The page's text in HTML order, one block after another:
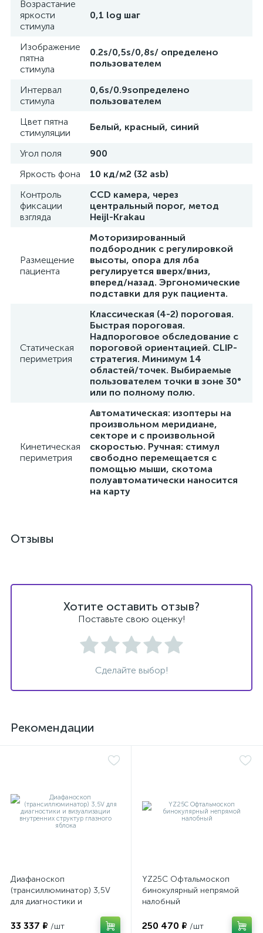
Возрастание
яркости
стимула
0,1 log шаг
Изображение
пятна
стимула
0.2s/0,5s/0,8s/ определено
пользователем
Интервал
стимула
0,6s/0.9sопределено
пользователем
Цвет пятна
стимуляции
Белый, красный, синий
Угол поля
900
Яркость фона
10 кд/м2 (32 asb)
Контроль
фиксации
взгляда
CCD камера, через
центральный порог, метод
Heijl-Krakau
Размещение
пациента
Моторизированный
подбородник с регулировкой
высоты, опора для лба
регулируется вверх/вниз,
вперед/назад. Эргономические
подставки для рук пациента.
Статическая
периметрия
Классическая (4-2) пороговая.
Быстрая пороговая.
Надпороговое обследование с
пороговой ориентацией. CLIP-
стратегия. Минимум 14
областей/точек. Выбираемые
пользователем точки в зоне 30°
или по полному полю.
Кинетическая
периметрия
Автоматическая: изоптеры на
произвольном меридиане,
секторе и с произвольной
скоростью. Ручная: стимул
свободно перемещается с
помощью мыши, скотома
полуавтоматически наносится
на карту
Отзывы
Хотите оставить отзыв?
Поставьте свою оценку!
Сделайте выбор!
Рекомендации
Диафаноскоп
(трансиллюминатор) 3,5V
для диагностики и
структур глазного яблока
33 337 ₽ /шт
YZ25C Офтальмоскоп
бинокулярный непрямой
налобный
250 470 ₽ /шт